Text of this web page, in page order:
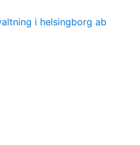
i helsingborg ab